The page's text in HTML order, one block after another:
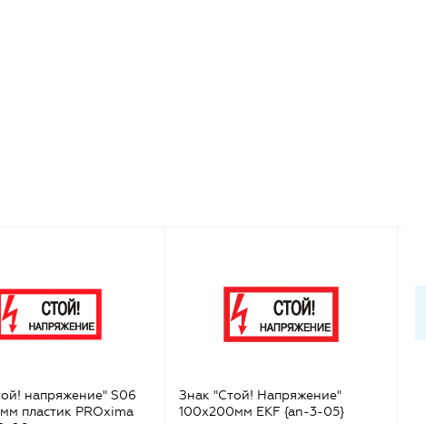
напряжение" S06
пластик PROxima
Знак "Стой! Напряжение"
100х200мм EKF {an-3-05}